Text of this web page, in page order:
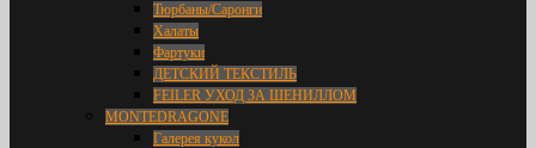
Тюрбаны/Саронги
Халаты
Фартуки
ДЕТСКИЙ ТЕКСТИЛЬ
FEILER УХОД ЗА ШЕНИЛЛОМ
MONTEDRAGONE
Галерея кукол